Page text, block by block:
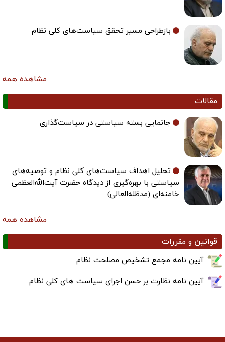
بازطراحی مسیر تحقق سیاست‌های کلی نظام
مشاهده همه
جانمایی بسته سیاستی در سیاست‌گذاری
تحلیل اهداف سیاست‌های کلی نظام و توصیه‌های
سیاستی با بهره‌گیری از دیدگاه حضرت آیت‌الله‌العظمی
خامنه‌ای (مدظله‌العالی)
مشاهده همه
و مقررات
آیین نامه مجمع تشخیص مصلحت نظام
آیین نامه نظارت بر حسن اجرای سیاست های کلی نظام